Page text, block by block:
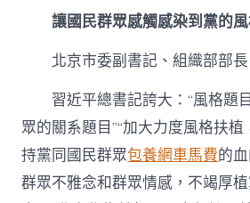
讓國民群眾感觸感染到黨的
北京市委副書記、組織部部
習近平總書記誇大：“風格題
眾的關系題目”“加大力度風格扶
持黨同國民群眾包養網車馬費的
群眾不雅念和群眾情感，不竭厚